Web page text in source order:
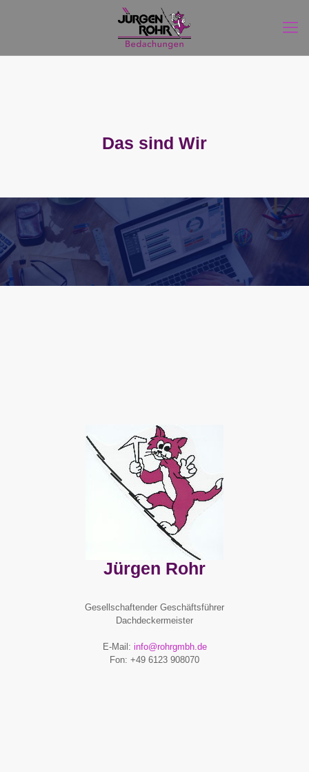
Das sind Wir
Jürgen Rohr
Gesellschaftender Geschäftsführer
Dachdeckermeister
E-Mail: info@rohrgmbh.de
Fon: +49 6123 908070